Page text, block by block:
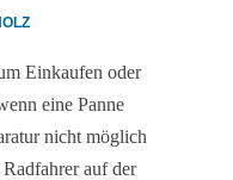
Einkaufen oder
eine Panne
nicht möglich
auf der